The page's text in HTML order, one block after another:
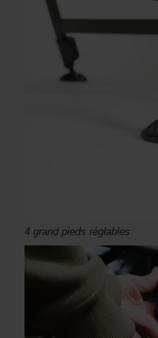
4 grand pieds réglables